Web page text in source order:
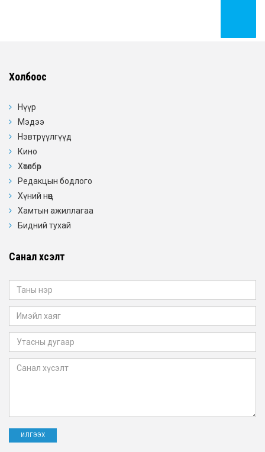
Холбоос
Нүүр
Мэдээ
Нэвтрүүлгүүд
Кино
Хөтөлбөр
Редакцын бодлого
Хүний нөөц
Хамтын ажиллагаа
Бидний тухай
Санал хүсэлт